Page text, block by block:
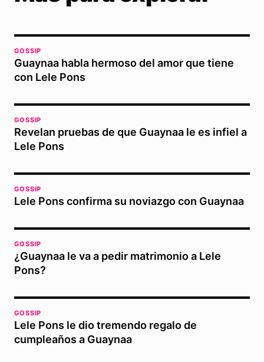
GOSSIP
Guaynaa habla hermoso del amor que tiene
con Lele Pons
GOSSIP
Revelan pruebas de que Guaynaa le es infiel a
Lele Pons
GOSSIP
Lele Pons confirma su noviazgo con Guaynaa
GOSSIP
¿Guaynaa le va a pedir matrimonio a Lele
Pons?
GOSSIP
Lele Pons le dio tremendo regalo de
cumpleaños a Guaynaa